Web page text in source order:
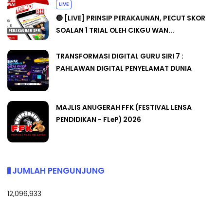
LIVE
🔴 [LIVE] PRINSIP PERAKAUNAN, PECUT SKOR
SOALAN 1 TRIAL OLEH CIKGU WAN...
TRANSFORMASI DIGITAL GURU SIRI 7 :
PAHLAWAN DIGITAL PENYELAMAT DUNIA
MAJLIS ANUGERAH FFK (FESTIVAL LENSA
PENDIDIKAN - FLeP) 2026
JUMLAH PENGUNJUNG
12,096,933